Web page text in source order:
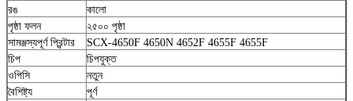
রঙ
কালো
পৃষ্ঠা ফলন
২৫০০ পৃষ্ঠা
সামঞ্জস্যপূর্ণ প্রিন্টার
SCX-4650F 4650N 4652F 4655F 4655F
চিপ
চিপযুক্ত
ওপিসি
নতুন
বৈশিষ্ট্য
পূর্ণ